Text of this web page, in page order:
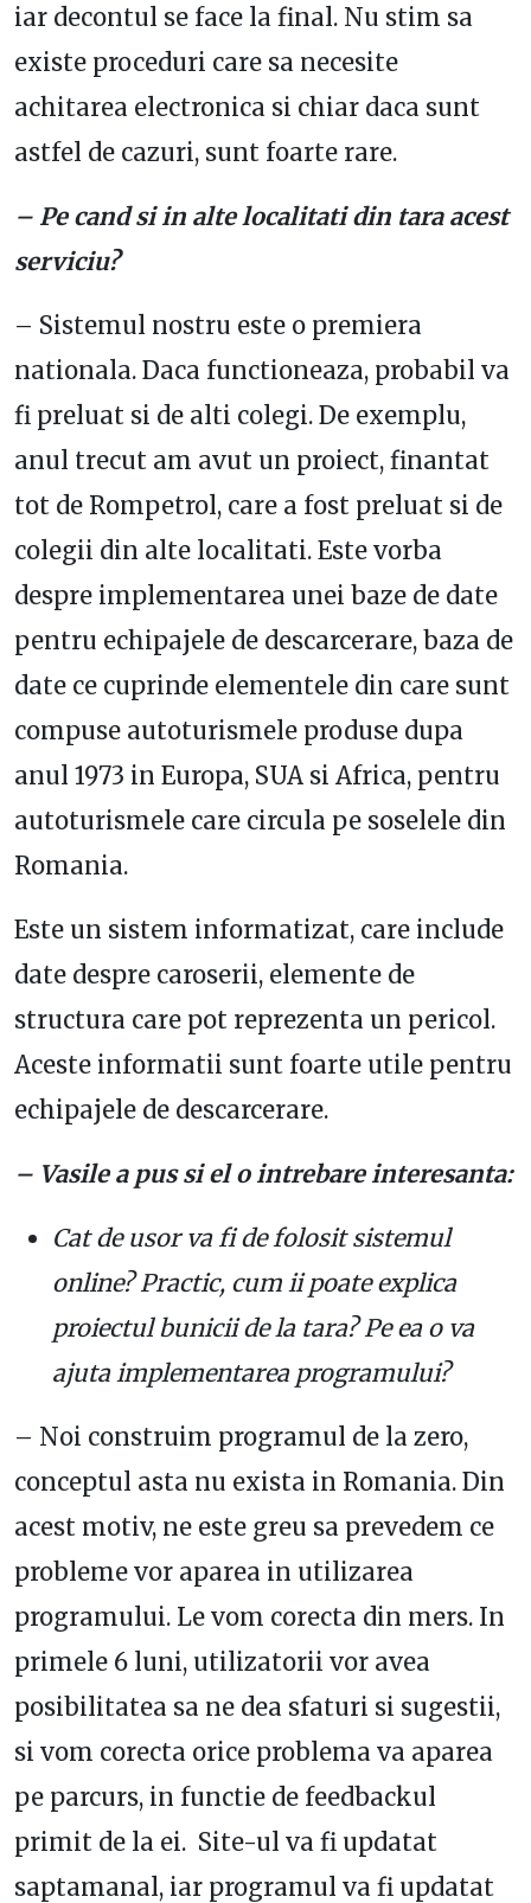
iar decontul se face la final. Nu stim sa
existe proceduri care sa necesite
achitarea electronica si chiar daca sunt
astfel de cazuri, sunt foarte rare.
– Pe cand si in alte localitati din tara acest
serviciu?
– Sistemul nostru este o premiera
nationala. Daca functioneaza, probabil va
fi preluat si de alti colegi. De exemplu,
anul trecut am avut un proiect, finantat
tot de Rompetrol, care a fost preluat si de
colegii din alte localitati. Este vorba
despre implementarea unei baze de date
pentru echipajele de descarcerare, baza de
date ce cuprinde elementele din care sunt
compuse autoturismele produse dupa
anul 1973 in Europa, SUA si Africa, pentru
autoturismele care circula pe soselele din
Romania.
Este un sistem informatizat, care include
date despre caroserii, elemente de
structura care pot reprezenta un pericol.
Aceste informatii sunt foarte utile pentru
echipajele de descarcerare.
– Vasile a pus si el o intrebare interesanta:
Cat de usor va fi de folosit sistemul
online? Practic, cum ii poate explica
proiectul bunicii de la tara? Pe ea o va
ajuta implementarea programului?
– Noi construim programul de la zero,
conceptul asta nu exista in Romania. Din
acest motiv, ne este greu sa prevedem ce
probleme vor aparea in utilizarea
programului. Le vom corecta din mers. In
primele 6 luni, utilizatorii vor avea
posibilitatea sa ne dea sfaturi si sugestii,
si vom corecta orice problema va aparea
pe parcurs, in functie de feedbackul
primit de la ei. Site-ul va fi updatat
saptamanal, iar programul va fi updatat